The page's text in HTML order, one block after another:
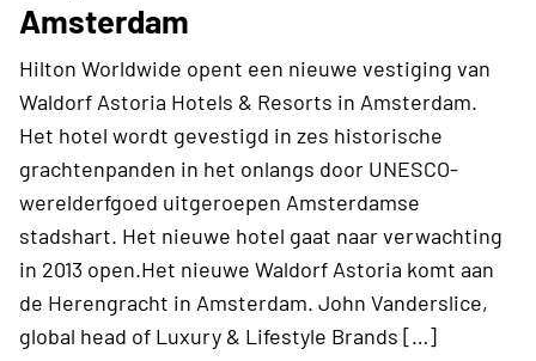
Amsterdam
Hilton Worldwide opent een nieuwe vestiging van
Waldorf Astoria Hotels & Resorts in Amsterdam.
Het hotel wordt gevestigd in zes historische
grachtenpanden in het onlangs door UNESCO-
werelderfgoed uitgeroepen Amsterdamse
stadshart. Het nieuwe hotel gaat naar verwachting
in 2013 open.Het nieuwe Waldorf Astoria komt aan
de Herengracht in Amsterdam. John Vanderslice,
global head of Luxury & Lifestyle Brands […]